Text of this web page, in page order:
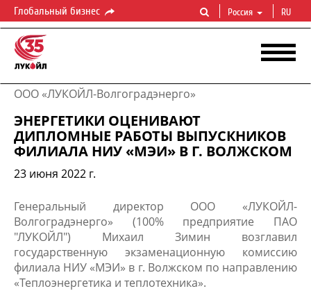
Глобальный бизнес Россия RU
ООО «ЛУКОЙЛ-Волгоградэнерго»
ЭНЕРГЕТИКИ ОЦЕНИВАЮТ
ДИПЛОМНЫЕ РАБОТЫ ВЫПУСКНИКОВ
ФИЛИАЛА НИУ «МЭИ» В Г. ВОЛЖСКОМ
23 июня 2022 г.
Генеральный директор ООО «ЛУКОЙЛ-
Волгоградэнерго» (100% предприятие ПАО
"ЛУКОЙЛ") Михаил Зимин возглавил
государственную экзаменационную комиссию
филиала НИУ «МЭИ» в г. Волжском по направлению
«Теплоэнергетика и теплотехника».